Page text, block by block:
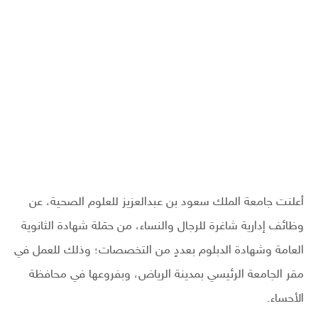
أعلنت جامعة الملك سعود بن عبدالعزيز للعلوم الصحية، عن
وظائف إدارية شاغرة للرجال والنساء، من حمَلة شهادة الثانوية
العامة وشهادة الدبلوم بعددٍ من التخصصات؛ وذلك للعمل في
مقر الجامعة الرئيسي بمدينة الرياض، وبفروعها في محافظة
الأحساء.